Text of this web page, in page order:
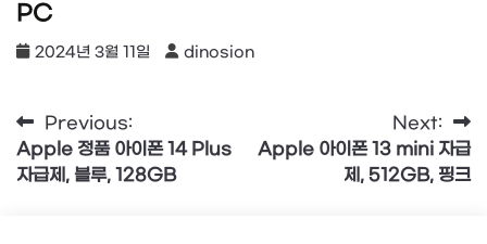
PC
2024년 3월 11일 dinosion
글
탐
Previous:
Apple 정품 아이폰 14 Plus
자급제, 블루, 128GB
Next:
Apple 아이폰 13 mini 자급
제, 512GB, 핑크